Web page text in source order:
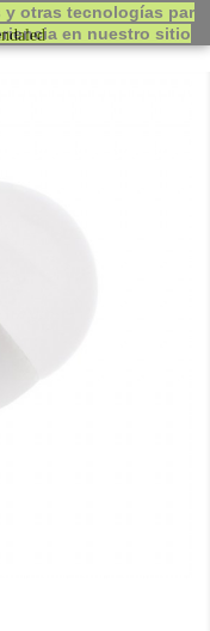
otras tecnologías par
en nuestro sitio